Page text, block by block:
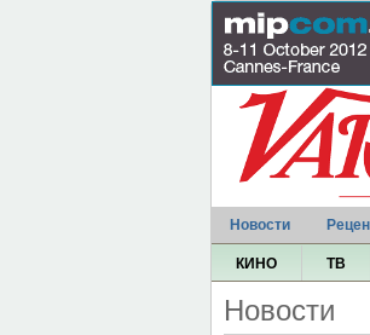
Новости
КИНО ТВ
Новости